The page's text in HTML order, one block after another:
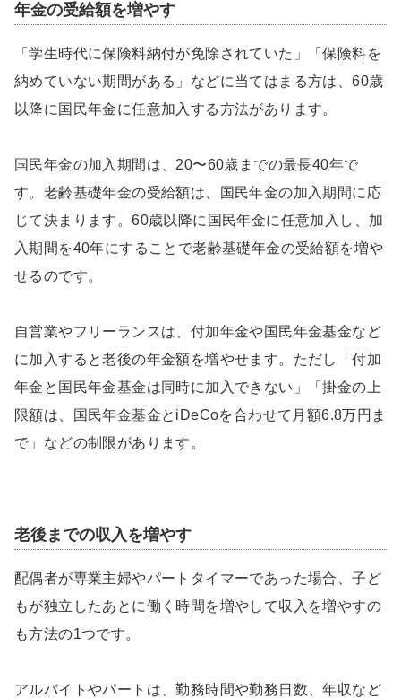
年金の受給額を増やす
「学生時代に保険料納付が免除されていた」「保険料を
納めていない期間がある」などに当てはまる方は、60歳
以降に国民年金に任意加入する方法があります。
国民年金の加入期間は、20〜60歳までの最長40年で
す。老齢基礎年金の受給額は、国民年金の加入期間に応
じて決まります。60歳以降に国民年金に任意加入し、加
入期間を40年にすることで老齢基礎年金の受給額を増や
せるのです。
自営業やフリーランスは、付加年金や国民年金基金など
に加入すると老後の年金額を増やせます。ただし「付加
年金と国民年金基金は同時に加入できない」「掛金の上
限額は、国民年金基金とiDeCoを合わせて月額6.8万円ま
で」などの制限があります。
老後までの収入を増やす
配偶者が専業主婦やパートタイマーであった場合、子ど
もが独立したあとに働く時間を増やして収入を増やすの
も方法の1つです。
アルバイトやパートは、勤務時間や勤務日数、年収など